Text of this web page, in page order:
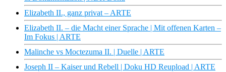
Elizabeth II., ganz privat – ARTE
Elizabeth II. – die Macht einer Sprache | Mit offenen Karten –
Im Fokus | ARTE
Malinche vs Moctezuma II. | Duelle | ARTE
Joseph II – Kaiser und Rebell | Doku HD Reupload | ARTE